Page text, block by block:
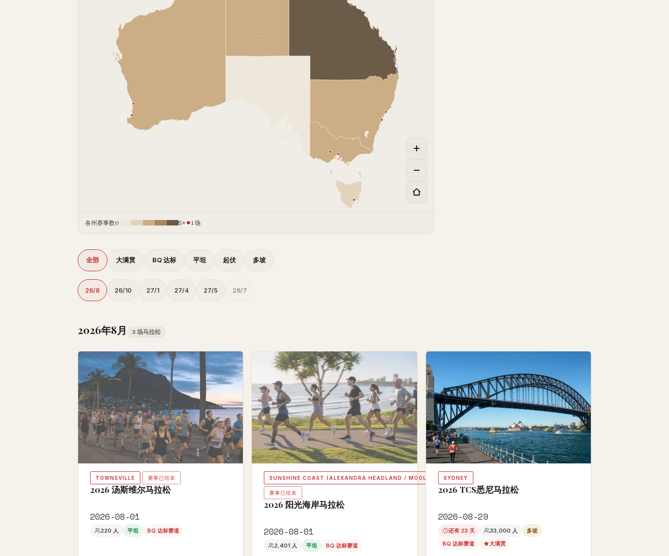
各州赛事数0 5+ 1 场
全部 大满贯 BQ 达标 平坦 起伏 多坡
26/8 26/10 27/1 27/4 27/5 26/7
2026年8月 3 场马拉松
TOWNSVILLE 赛事已结束
2026 汤斯维尔马拉松
2026-08-01
220 人 平坦 BQ 达标赛道
SUNSHINE COAST (ALEXANDRA HEADLAND / MOOLOOLABA)
赛事已结束
2026 阳光海岸马拉松
2026-08-01
2,401 人 平坦 BQ 达标赛道
SYDNEY
2026 TCS悉尼马拉松
2026-08-29
还有 23 天 33,000 人
多坡
BQ 达标赛道
大满贯